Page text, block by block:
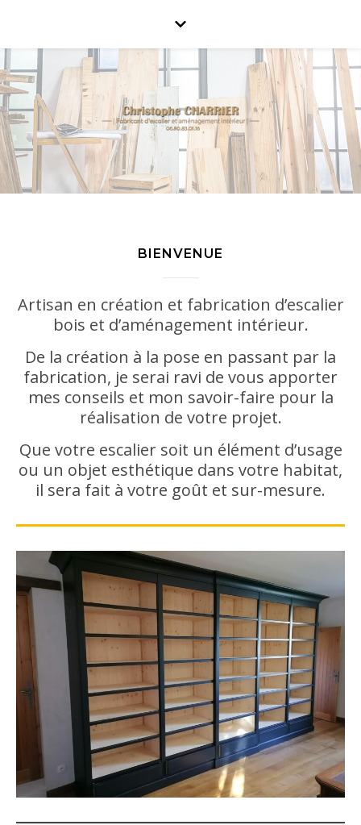
BIENVENUE
Artisan en création et fabrication d’escalier
bois et d’aménagement intérieur.
De la création à la pose en passant par la
fabrication, je serai ravi de vous apporter
mes conseils et mon savoir-faire pour la
réalisation de votre projet.
Que votre escalier soit un élément d’usage
ou un objet esthétique dans votre habitat,
il sera fait à votre goût et sur-mesure.